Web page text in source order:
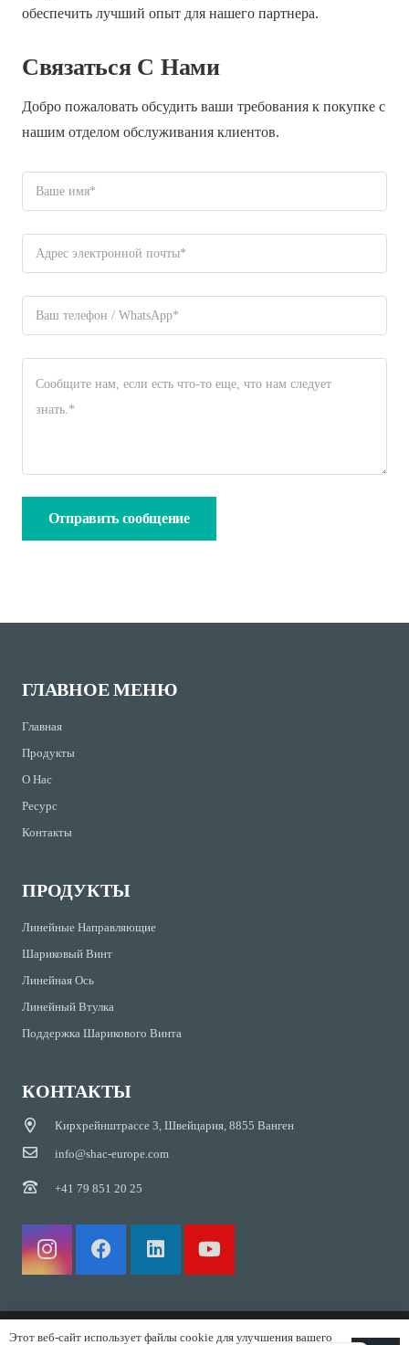
обеспечить лучший опыт для нашего партнера.
Связаться С Нами
Добро пожаловать обсудить ваши требования к покупке с
нашим отделом обслуживания клиентов.
ГЛАВНОЕ МЕНЮ
Главная
Продукты
О Нас
Ресурс
Контакты
ПРОДУКТЫ
Линейные Направляющие
Шариковый Винт
Линейная Ось
Линейный Втулка
Поддержка Шарикового Винта
КОНТАКТЫ
Кирхрейнштрассе 3, Швейцария, 8855 Ванген
info@shac-europe.com
+41 79 851 20 25
АВТОРСКОЕ ПРАВО © 2024 SHAC EUROPE AG ВСЕ ПРАВА
Этот веб-сайт использует файлы cookie для улучшения вашего